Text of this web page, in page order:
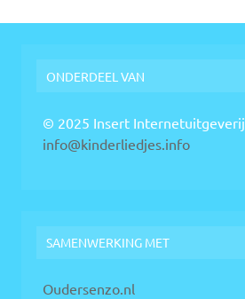
ONDERDEEL VAN
© 2025 Insert Internetuitgeverij
info@kinderliedjes.info
SAMENWERKING MET
Oudersenzo.nl